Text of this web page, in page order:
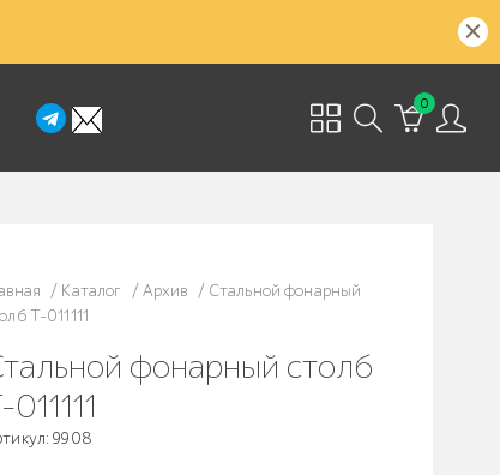
0
/ Каталог /Архив / Стальной фонарный
Т-011111
9908